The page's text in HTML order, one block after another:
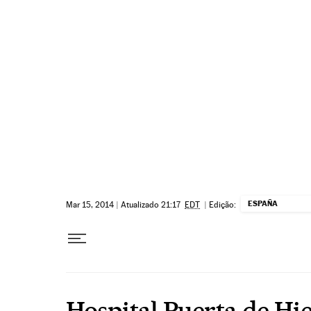
Mar 15, 2014 | Atualizado 21:17 EDT | Edição: ESPAÑA